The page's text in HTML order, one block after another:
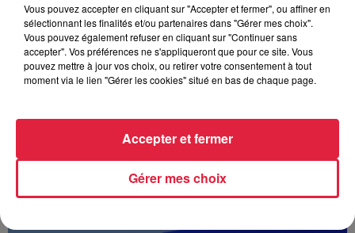
À Hoerdt, de l’eau brune sort des robinets
Depuis plusieurs jours, des habitants de Hoerdt ont vu de
l’eau brune s’écouler de leurs robinets. Face aux
nombreuses interrogations, la municipalité a pris...
Vous pouvez accepter en cliquant sur "Accepter et fermer", ou affiner en
sélectionnant les finalités et/ou partenaires dans "Gérer mes choix".
Vous pouvez également refuser en cliquant sur "Continuer sans
accepter". Vos préférences ne s'appliqueront que pour ce site. Vous
pouvez mettre à jour vos choix, ou retirer votre consentement à tout
moment via le lien "Gérer les cookies" situé en bas de chaque page.
Gérer mes choix
Accepter et fermer